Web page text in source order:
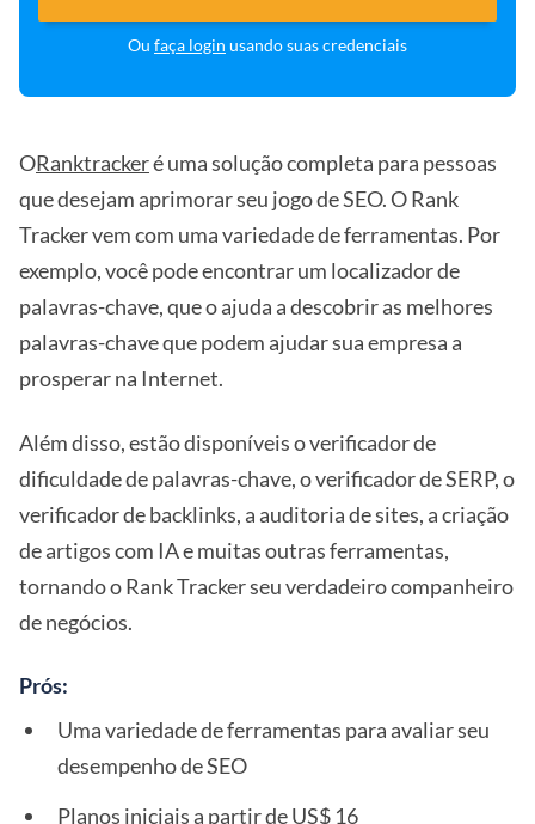
Ou faça login usando suas credenciais
ORanktrackeré uma solução completa para pessoas
que desejam aprimorar seu jogo de SEO. O Rank
Tracker vem com uma variedade de ferramentas. Por
exemplo, você pode encontrar um localizador de
palavras-chave, que o ajuda a descobrir as melhores
palavras-chave que podem ajudar sua empresa a
prosperar na Internet.
Além disso, estão disponíveis o verificador de
dificuldade de palavras-chave, o verificador de SERP, o
verificador de backlinks, a auditoria de sites, a criação
de artigos com IA e muitas outras ferramentas,
tornando o Rank Tracker seu verdadeiro companheiro
de negócios.
Prós:
Uma variedade de ferramentas para avaliar seu
desempenho de SEO
Planos iniciais a partir de US$ 16